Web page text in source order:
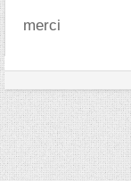
merci